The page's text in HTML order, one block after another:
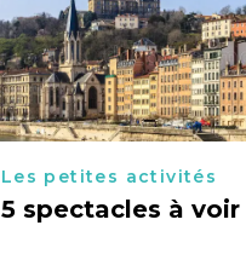
Les petites activités
5 spectacles à voir